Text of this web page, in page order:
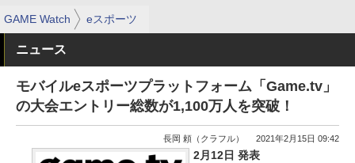
GAME Watch eスポーツ
ニュース
モバイルeスポーツプラットフォーム「Game.tv」
の大会エントリー総数が1,100万人を突破！
長岡 頼（クラフル） 2021年2月15日 09:42
2月12日 発表